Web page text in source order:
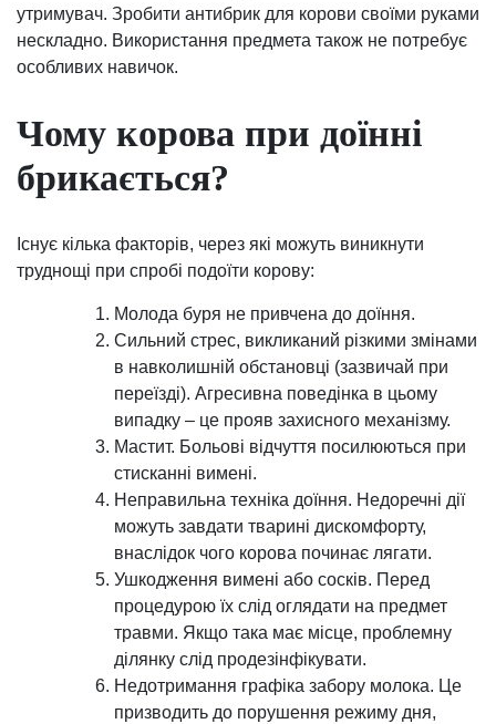
утримувач. Зробити антибрик для корови своїми руками
нескладно. Використання предмета також не потребує
особливих навичок.
Чому корова при доїнні
брикається?
Існує кілька факторів, через які можуть виникнути
труднощі при спробі подоїти корову:
Молода буря не привчена до доїння.
Сильний стрес, викликаний різкими змінами
в навколишній обстановці (зазвичай при
переїзді). Агресивна поведінка в цьому
випадку – це прояв захисного механізму.
Мастит. Больові відчуття посилюються при
стисканні вимені.
Неправильна техніка доїння. Недоречні дії
можуть завдати тварині дискомфорту,
внаслідок чого корова починає лягати.
Ушкодження вимені або сосків. Перед
процедурою їх слід оглядати на предмет
травми. Якщо така має місце, проблемну
ділянку слід продезінфікувати.
Недотримання графіка забору молока. Це
призводить до порушення режиму дня,